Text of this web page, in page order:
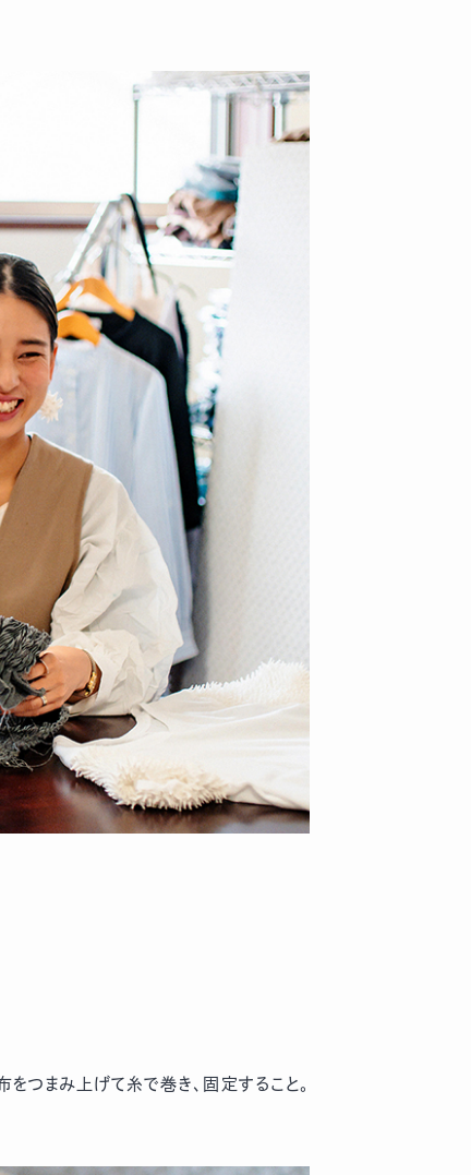
をつまみ上げて糸で巻き、固定すること。